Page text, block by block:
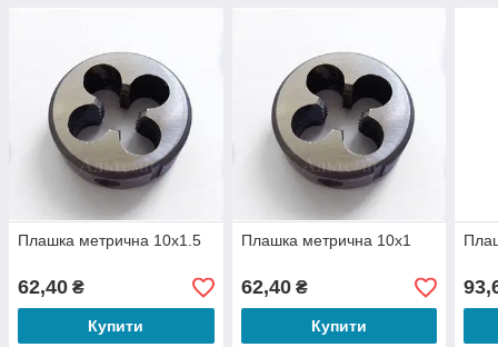
Плашка метрична 10х1.5
62,40 ₴
Купити
Плашка метрична 10х1
62,40₴
Купити